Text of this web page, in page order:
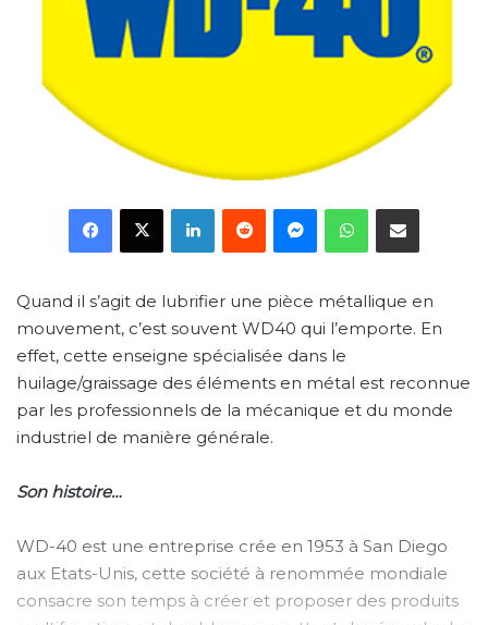
Facebook
X LinkedinRedditMessengerWhatsAppPartager par email
Quand il s’agit de lubrifier une pièce métallique en
mouvement, c’est souvent WD40 qui l’emporte. En
effet, cette enseigne spécialisée dans le
huilage/graissage des éléments en métal est reconnue
par les professionnels de la mécanique et du monde
industriel de manière générale.
Son histoire…
WD-40 est une entreprise crée en 1953 à San Diego
aux Etats-Unis, cette société à renommée mondiale
consacre son temps à créer et proposer des produits